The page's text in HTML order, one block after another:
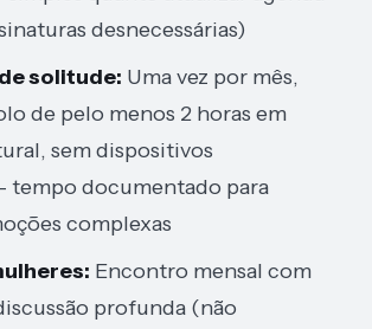
desnecessárias)
solitude: Uma vez por mês,
de pelo menos 2 horas em
sem dispositivos
tempo documentado para
complexas
Encontro mensal com
profunda (não